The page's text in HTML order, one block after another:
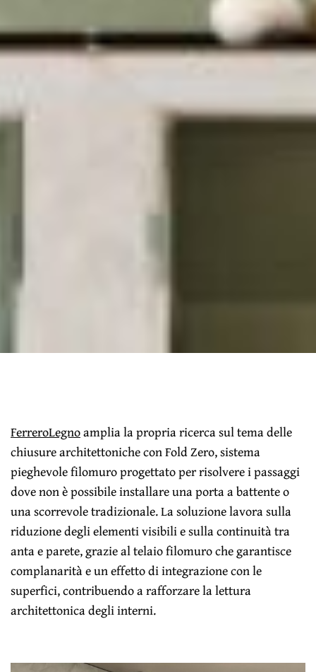
FerreroLegnoamplia la propria ricerca sul tema delle
chiusure architettoniche con Fold Zero, sistema
pieghevole filomuro progettato per risolvere i passaggi
dove non è possibile installare una porta a battente o
una scorrevole tradizionale. La soluzione lavora sulla
riduzione degli elementi visibili e sulla continuità tra
anta e parete, grazie al telaio filomuro che garantisce
complanarità e un effetto di integrazione con le
superfici, contribuendo a rafforzare la lettura
architettonica degli interni.